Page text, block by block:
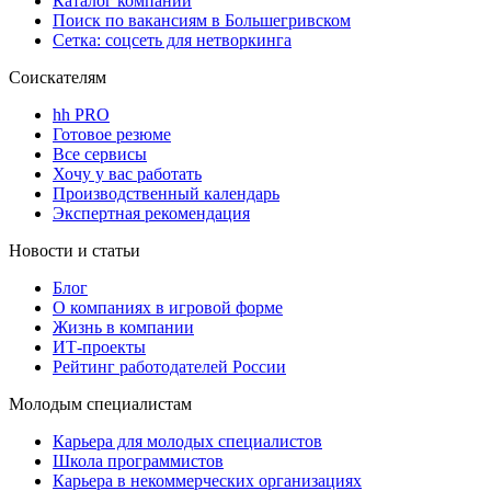
Поиск по вакансиям в Большегривском
Сетка: соцсеть для нетворкинга
Соискателям
hh PRO
Готовое резюме
Все сервисы
Хочу у вас работать
Производственный календарь
Экспертная рекомендация
Новости и статьи
Блог
О компаниях в игровой форме
Жизнь в компании
ИТ-проекты
Рейтинг работодателей России
Молодым специалистам
Карьера для молодых специалистов
Школа программистов
Карьера в некоммерческих организациях